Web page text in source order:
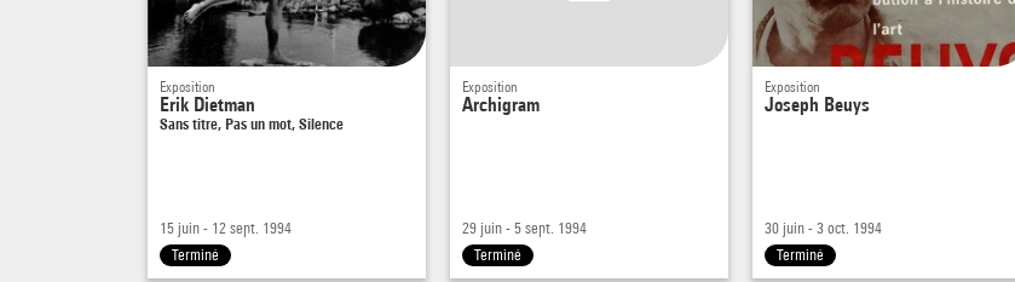
Exposition
Erik Dietman
Sans titre, Pas un mot, Silence
15 juin - 12 sept. 1994
Terminé
Exposition
Archigram
29 juin - 5 sept. 1994
Terminé
Exposition
Joseph Beuys
30 juin - 3 oct. 1994
Terminé